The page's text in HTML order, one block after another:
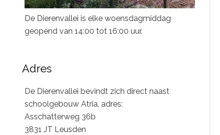
De Dierenvallei is elke woensdagmiddag
geopend van 14:00 tot 16:00 uur.
Adres
De Dierenvallei bevindt zich direct naast
schoolgebouw Atria, adres:
Asschatterweg 36b
3831 JT Leusden